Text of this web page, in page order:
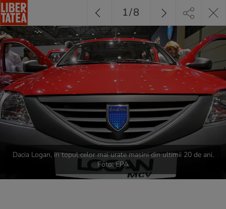
Dacia Logan, in topul celor mai urate masini din ultimii 20 de ani.
Foto: EPA
1/8